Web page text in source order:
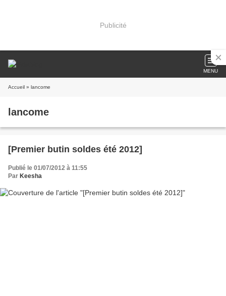
Publicité
MENU
Accueil » lancome
lancome
[Premier butin soldes été 2012]
Publié le 01/07/2012 à 11:55
Par Keesha